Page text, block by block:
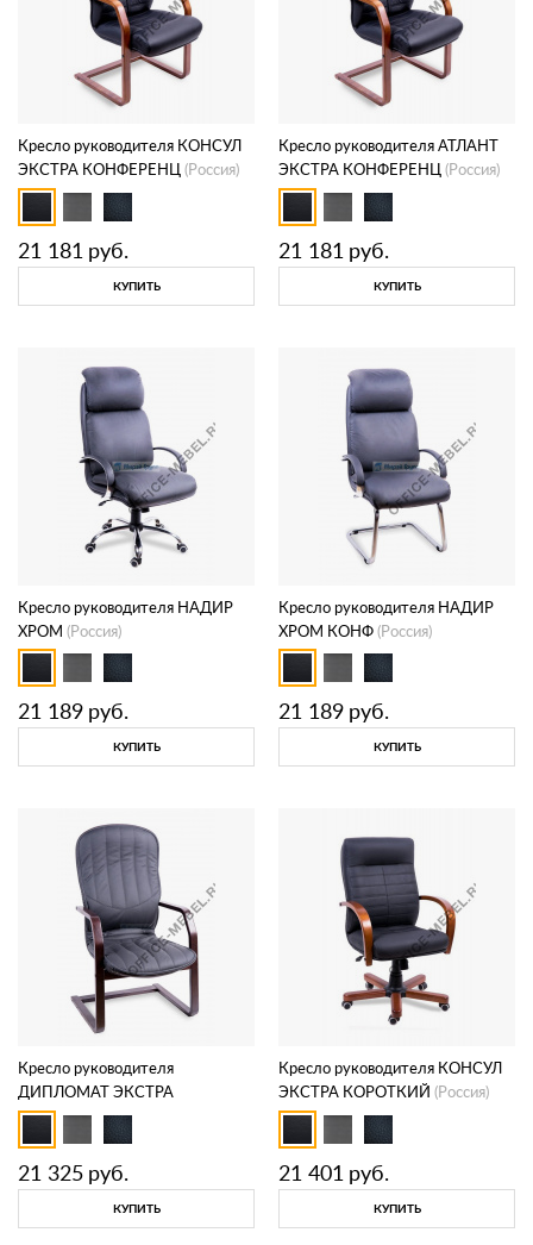
Кресло руководителя КОНСУЛ
ЭКСТРА КОНФЕРЕНЦ(Россия)
21 181 руб.
КУПИТЬ
Кресло руководителя АТЛАНТ
ЭКСТРА КОНФЕРЕНЦ(Россия)
21 181 руб.
КУПИТЬ
Кресло руководителя НАДИР
ХРОМ (Россия)
21 189 руб.
КУПИТЬ
Кресло руководителя НАДИР
ХРОМ КОНФ(Россия)
21 189 руб.
КУПИТЬ
Кресло руководителя
ДИПЛОМАТ ЭКСТРА
КОНФЕРЕНЦ(Россия)
21 325 руб.
КУПИТЬ
Кресло руководителя КОНСУЛ
ЭКСТРА КОРОТКИЙ (Россия)
21 401 руб.
КУПИТЬ